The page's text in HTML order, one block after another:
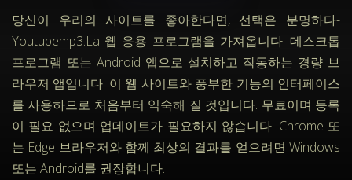
당신이 우리의 사이트를 좋아한다면, 선택은 분명하다-
Youtubemp3.La 웹 응용 프로그램을 가져옵니다. 데스크톱
프로그램 또는 Android 앱으로 설치하고 작동하는 경량 브
라우저 앱입니다. 이 웹 사이트와 풍부한 기능의 인터페이스
를 사용하므로 처음부터 익숙해 질 것입니다. 무료이며 등록
이 필요 없으며 업데이트가 필요하지 않습니다. Chrome 또
는 Edge 브라우저와 함께 최상의 결과를 얻으려면 Windows
또는 Android를 권장합니다.